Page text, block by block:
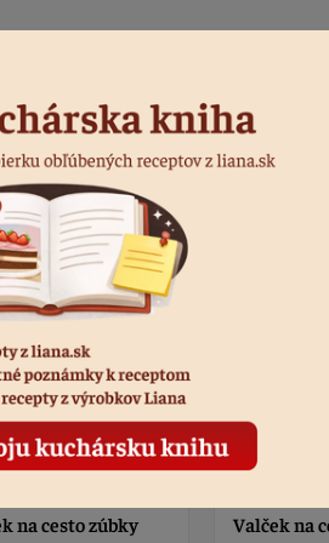
produkty
na cesto kruh - 8
Fólia na